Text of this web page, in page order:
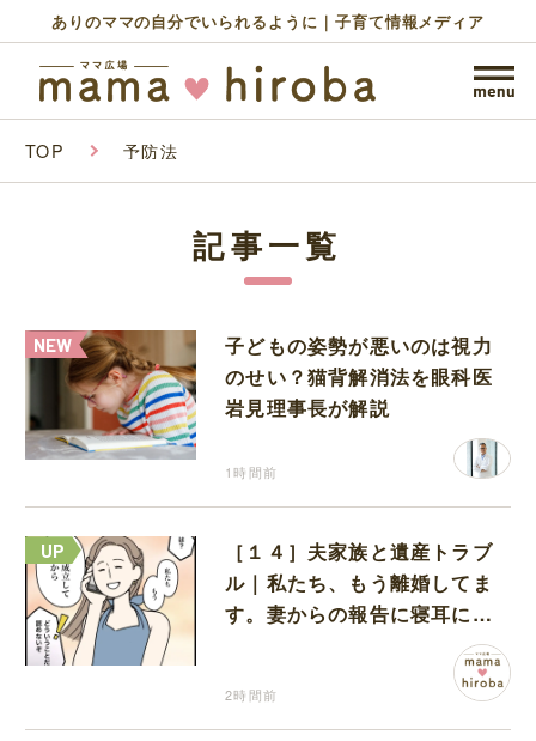
ありのママの自分でいられるように｜子育て情報メディア
TOP 予防法
記事一覧
子どもの姿勢が悪いのは視力
のせい？猫背解消法を眼科医
岩見理事長が解説
1時間前
［１４］夫家族と遺産トラブ
ル｜私たち、もう離婚してま
す。妻からの報告に寝耳に水
2時間前